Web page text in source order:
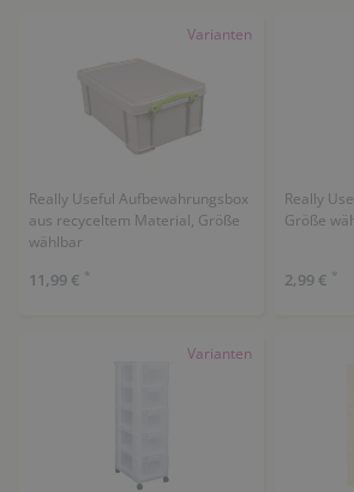
Varianten
Really Useful Aufbewahrungsbox
aus recyceltem Material, Größe
wählbar
11,99 € *
Really
Größe
2,99 € *
Varianten